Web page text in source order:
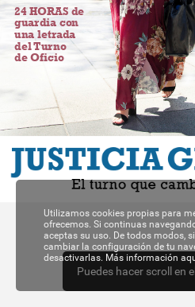
JUSTICIA
El turno que
24 HORAS de
guardia con
una letrada
delTurno
de Oficio
Utilizamos cookies propias para
ofrecemos. Si continuas
aceptas su uso. De todos modos,
cambiar la configuración de tu
desactivarlas. Más información
Puedes hacer scroll en